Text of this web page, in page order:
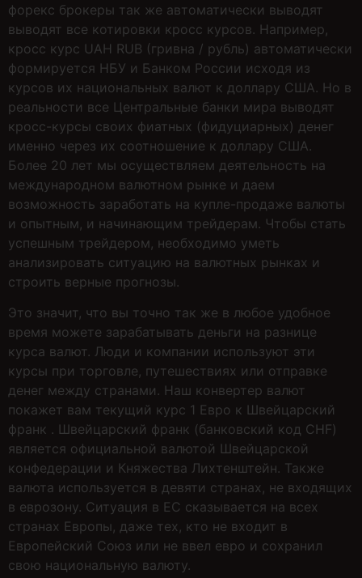
форекс брокеры так же автоматически выводят
выводят все котировки кросс курсов. Например,
кросс курс UAH RUB (гривна / рубль) автоматически
формируется НБУ и Банком России исходя из
курсов их национальных валют к доллару США. Но в
реальности все Центральные банки мира выводят
кросс-курсы своих фиатных (фидуциарных) денег
именно через их соотношение к доллару США.
Более 20 лет мы осуществляем деятельность на
международном валютном рынке и даем
возможность заработать на купле-продаже валюты
и опытным, и начинающим трейдерам. Чтобы стать
успешным трейдером, необходимо уметь
анализировать ситуацию на валютных рынках и
строить верные прогнозы.
Это значит, что вы точно так же в любое удобное
время можете зарабатывать деньги на разнице
курса валют. Люди и компании используют эти
курсы при торговле, путешествиях или отправке
денег между странами. Наш конвертер валют
покажет вам текущий курс 1 Евро к Швейцарский
франк . Швейцарский франк (банковский код CHF)
является официальной валютой Швейцарской
конфедерации и Княжества Лихтенштейн. Также
валюта используется в девяти странах, не входящих
в еврозону. Ситуация в ЕС сказывается на всех
странах Европы, даже тех, кто не входит в
Европейский Союз или не ввел евро и сохранил
свою национальную валюту.